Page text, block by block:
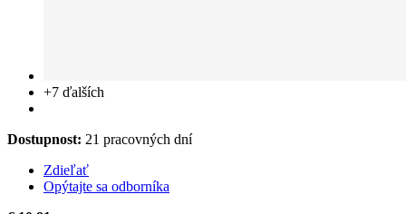
+7 ďalších
Dostupnost: 21 pracovných dní
Zdieľať
Opýtajte sa odborníka